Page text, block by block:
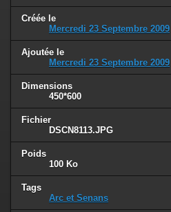
Créée le
Mercredi 23 Septembre 2009
Ajoutée le
Mercredi 23 Septembre 2009
Dimensions
450*600
Fichier
DSCN8113.JPG
Poids
100 Ko
Tags
Arc et Senans